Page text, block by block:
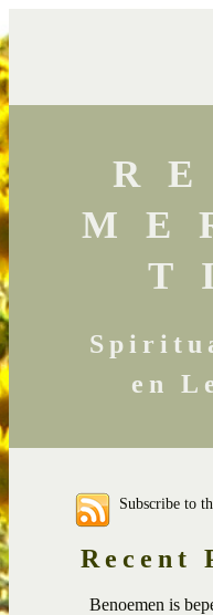
en
Subscribe to
Recent
Benoemen is